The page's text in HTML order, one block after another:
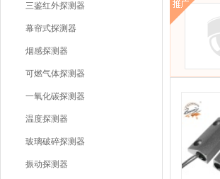
三鉴红外探测器
幕帘式探测器
烟感探测器
可燃气体探测器
一氧化碳探测器
温度探测器
玻璃破碎探测器
振动探测器